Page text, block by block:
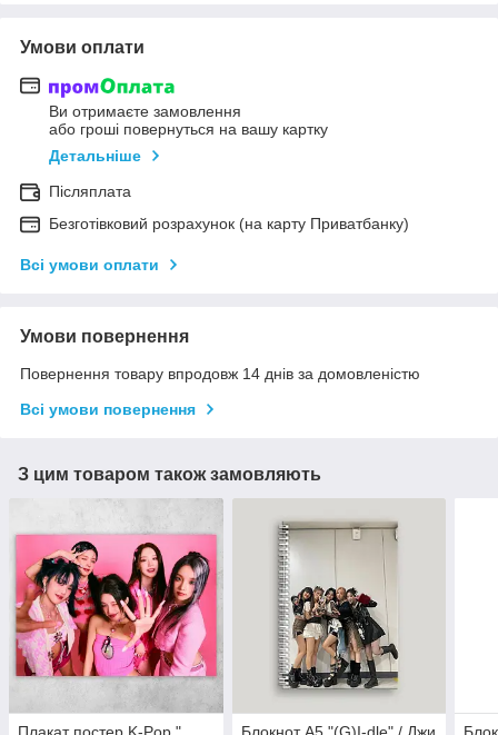
Умови оплати
Ви отримаєте замовлення
або гроші повернуться на вашу картку
Детальніше
Післяплата
Безготівковий розрахунок (на карту Приватбанку)
Всі умови оплати
Умови повернення
Повернення товару впродовж 14 днів за домовленістю
Всі умови повернення
З цим товаром також замовляють